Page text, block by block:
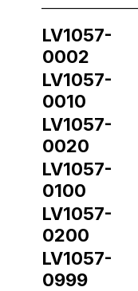
LV1057-
0002
LV1057-
0010
LV1057-
0020
LV1057-
0100
LV1057-
0200
LV1057-
0999